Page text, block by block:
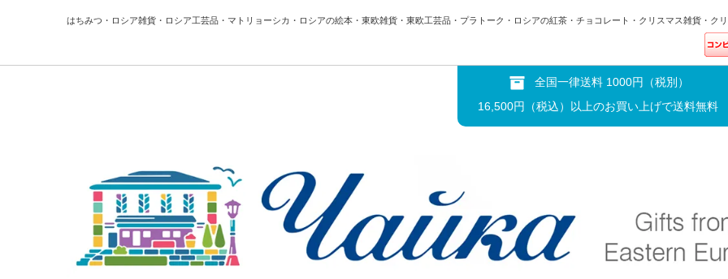
はちみつ・ロシア雑貨・ロシア工芸品・マトリョーシカ・ロシアの絵本・東欧雑貨・東欧工芸品・プラトーク・ロシアの紅茶・チョコレート・クリスマス雑貨・ク
全国一律送料 1000円（税別）
16,500円（税込）以上のお買い上げで送料無料